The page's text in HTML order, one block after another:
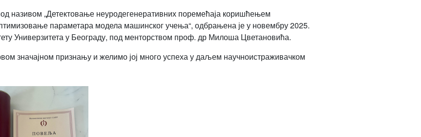
називом „Детектовање неуродегенеративних поремећаја коришћењем
параметара модела машинског учења“, одбрањена је у новембру 2025.
Универзитета у Београду, под менторством проф. др Милоша Цветановића.
значајном признању и желимо јој много успеха у даљем научноистраживачком